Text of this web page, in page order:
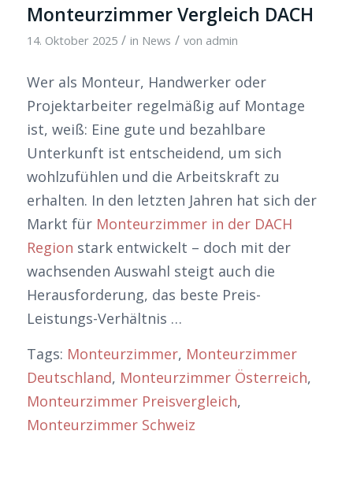
Monteurzimmer Vergleich DACH
14. Oktober 2025 / in News / von admin
Wer als Monteur, Handwerker oder
Projektarbeiter regelmäßig auf Montage
ist, weiß: Eine gute und bezahlbare
Unterkunft ist entscheidend, um sich
wohlzufühlen und die Arbeitskraft zu
erhalten. In den letzten Jahren hat sich der
Markt für Monteurzimmer in der DACH
Region stark entwickelt – doch mit der
wachsenden Auswahl steigt auch die
Herausforderung, das beste Preis-
Leistungs-Verhältnis …
Tags: Monteurzimmer, Monteurzimmer
Deutschland, Monteurzimmer Österreich,
Monteurzimmer Preisvergleich,
Monteurzimmer Schweiz